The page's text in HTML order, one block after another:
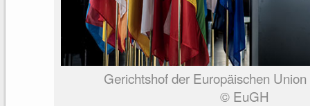
Gerichtshof der Europäischen
© EuGH